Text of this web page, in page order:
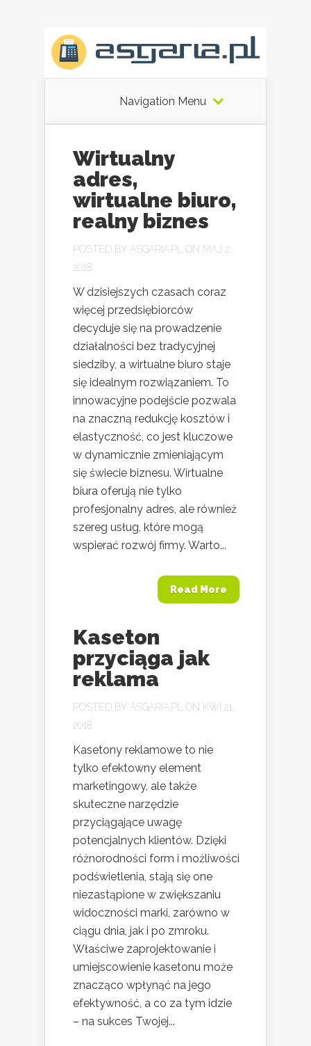
Navigation Menu
Wirtualny
adres,
wirtualne biuro,
realny biznes
POSTED BY ASGARIA.PL
ON MAJ 2,
2018
W dzisiejszych czasach coraz
więcej przedsiębiorców
decyduje się na prowadzenie
działalności bez tradycyjnej
siedziby, a wirtualne biuro staje
się idealnym rozwiązaniem. To
innowacyjne podejście pozwala
na znaczną redukcję kosztów i
elastyczność, co jest kluczowe
w dynamicznie zmieniającym
się świecie biznesu. Wirtualne
biura oferują nie tylko
profesjonalny adres, ale również
szereg usług, które mogą
wspierać rozwój firmy. Warto...
Read More
Kaseton
przyciąga jak
reklama
POSTED BY ASGARIA.PL
ON KWI 21,
2018
Kasetony reklamowe to nie
tylko efektowny element
marketingowy, ale także
skuteczne narzędzie
przyciągające uwagę
potencjalnych klientów. Dzięki
różnorodności form i możliwości
podświetlenia, stają się one
niezastąpione w zwiększaniu
widoczności marki, zarówno w
ciągu dnia, jak i po zmroku.
Właściwe zaprojektowanie i
umiejscowienie kasetonu może
znacząco wpłynąć na jego
efektywność, a co za tym idzie
– na sukces Twojej...